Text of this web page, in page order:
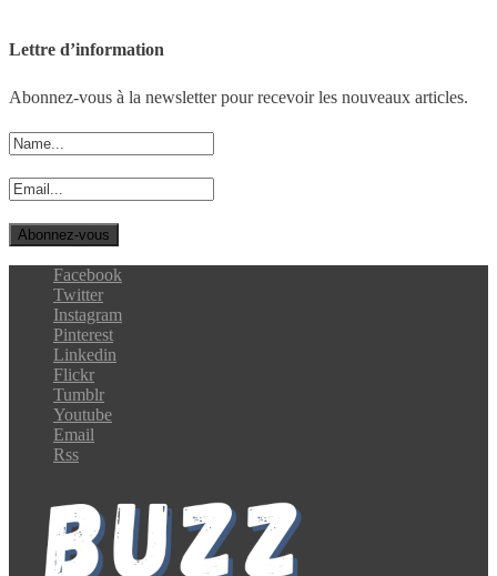
Lettre d’information
Abonnez-vous à la newsletter pour recevoir les nouveaux articles.
Facebook
Twitter
Instagram
Pinterest
Linkedin
Flickr
Tumblr
Youtube
Email
Rss